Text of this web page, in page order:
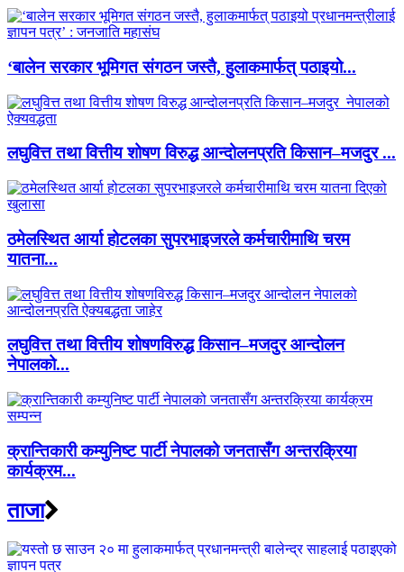
‘बालेन सरकार भूमिगत संगठन जस्तै, हुलाकमार्फत् पठाइयो...
लघुवित्त तथा वित्तीय शोषण विरुद्ध आन्दोलनप्रति किसान–मजदुर ...
ठमेलस्थित आर्या होटलका सुपरभाइजरले कर्मचारीमाथि चरम
यातना...
लघुवित्त तथा वित्तीय शोषणविरुद्ध किसान–मजदुर आन्दोलन
नेपालको...
क्रान्तिकारी कम्युनिष्ट पार्टी नेपालको जनतासँग अन्तरक्रिया
कार्यक्रम...
ताजा